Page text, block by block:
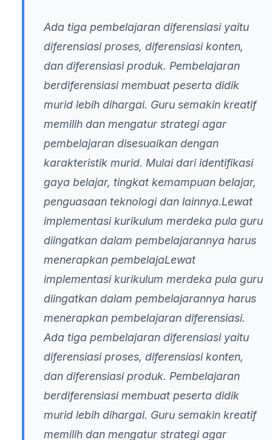
Ada tiga pembelajaran diferensiasi yaitu
diferensiasi proses, diferensiasi konten,
dan diferensiasi produk. Pembelajaran
berdiferensiasi membuat peserta didik
murid lebih dihargai. Guru semakin kreatif
memilih dan mengatur strategi agar
pembelajaran disesuaikan dengan
karakteristik murid. Mulai dari identifikasi
gaya belajar, tingkat kemampuan belajar,
penguasaan teknologi dan lainnya.Lewat
implementasi kurikulum merdeka pula guru
diingatkan dalam pembelajarannya harus
menerapkan pembelajaLewat
implementasi kurikulum merdeka pula guru
diingatkan dalam pembelajarannya harus
menerapkan pembelajaran diferensiasi.
Ada tiga pembelajaran diferensiasi yaitu
diferensiasi proses, diferensiasi konten,
dan diferensiasi produk. Pembelajaran
berdiferensiasi membuat peserta didik
murid lebih dihargai. Guru semakin kreatif
memilih dan mengatur strategi agar